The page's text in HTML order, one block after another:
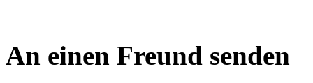
An einen Freund senden